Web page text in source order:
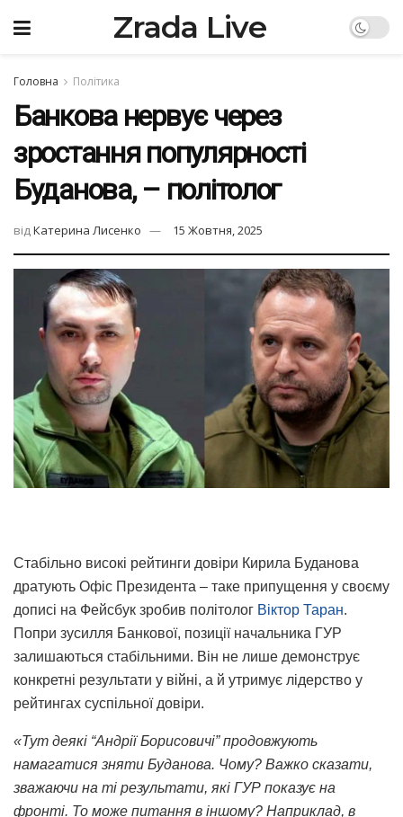
Zrada Live
Головна Політика
Банкова нервує через
зростання популярності
Буданова, – політолог
відКатерина Лисенко 15 Жовтня, 2025
Стабільно високі рейтинги довіри Кирила Буданова
дратують Офіс Президента – таке припущення у своєму
дописі на Фейсбук зробив політолог Віктор Таран.
Попри зусилля Банкової, позиції начальника ГУР
залишаються стабільними. Він не лише демонструє
конкретні результати у війні, а й утримує лідерство у
рейтингах суспільної довіри.
«Тут деякі “Андрії Борисовичі” продовжують
намагатися зняти Буданова. Чому? Важко сказати,
зважаючи на ті результати, які ГУР показує на
фронті. То може питання в іншому? Наприклад, в